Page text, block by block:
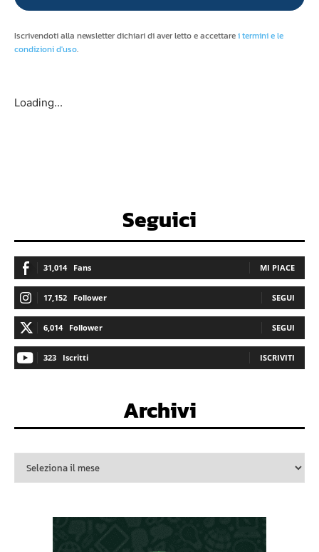
Iscrivendoti alla newsletter dichiari di aver letto e accettarei termini e le
condizioni d'uso.
Loading...
Seguici
31,014 Fans MI PIACE
17,152 Follower SEGUI
6,014 Follower SEGUI
323 Iscritti ISCRIVITI
Archivi